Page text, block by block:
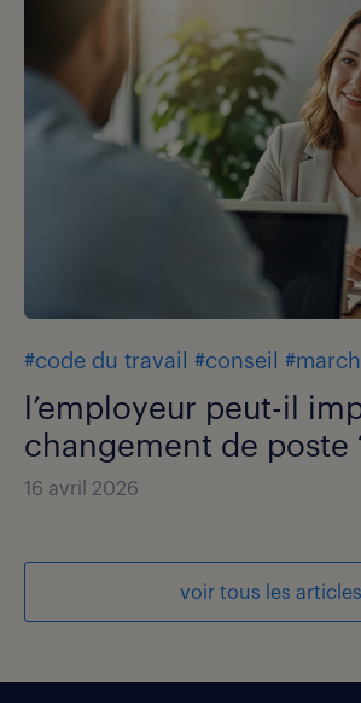
#code du travail #conseil
l’employeur peut-il
changement de poste
16 avril 2026
voir tous les articles